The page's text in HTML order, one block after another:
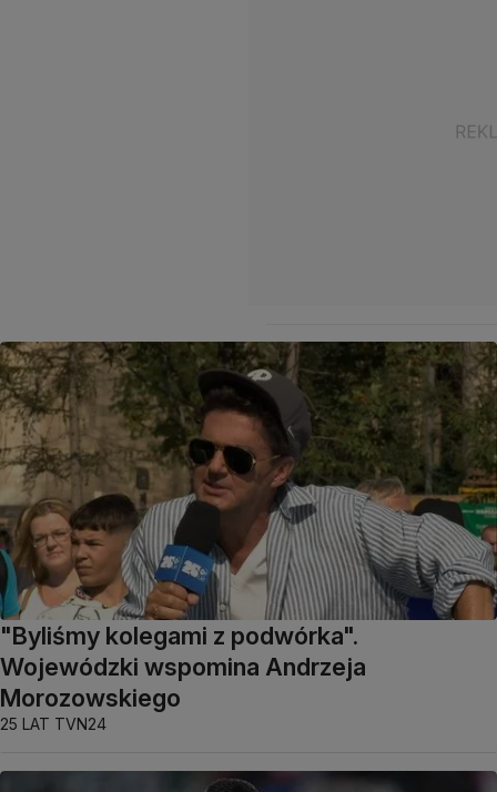
"Byliśmy kolegami z podwórka".
Wojewódzki wspomina Andrzeja
Morozowskiego
25 LAT TVN24